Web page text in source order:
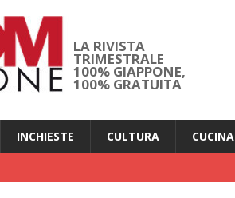
LA RIVISTA
TRIMESTRALE
100% GIAPPONE,
100% GRATUITA
INCHIESTE CULTURA CUCINA